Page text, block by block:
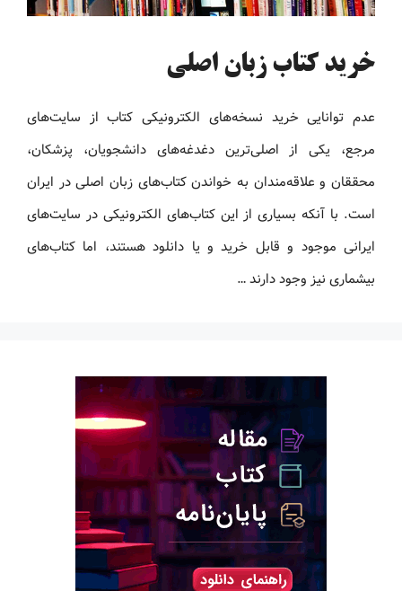
خرید کتاب زبان اصلی
عدم توانایی خرید نسخه‌های الکترونیکی کتاب‌ از سایت‌های
مرجع، یکی از اصلی‌ترین دغدغه‌های دانشجویان، پزشکان،
محققان و علاقه‌مندان به خواندن کتاب‌های زبان اصلی در ایران
است. با آنکه بسیاری از این کتاب‌های الکترونیکی در سایت‌های
ایرانی موجود و قابل خرید و یا دانلود هستند، اما کتاب‌های
بیشماری نیز وجود دارند …